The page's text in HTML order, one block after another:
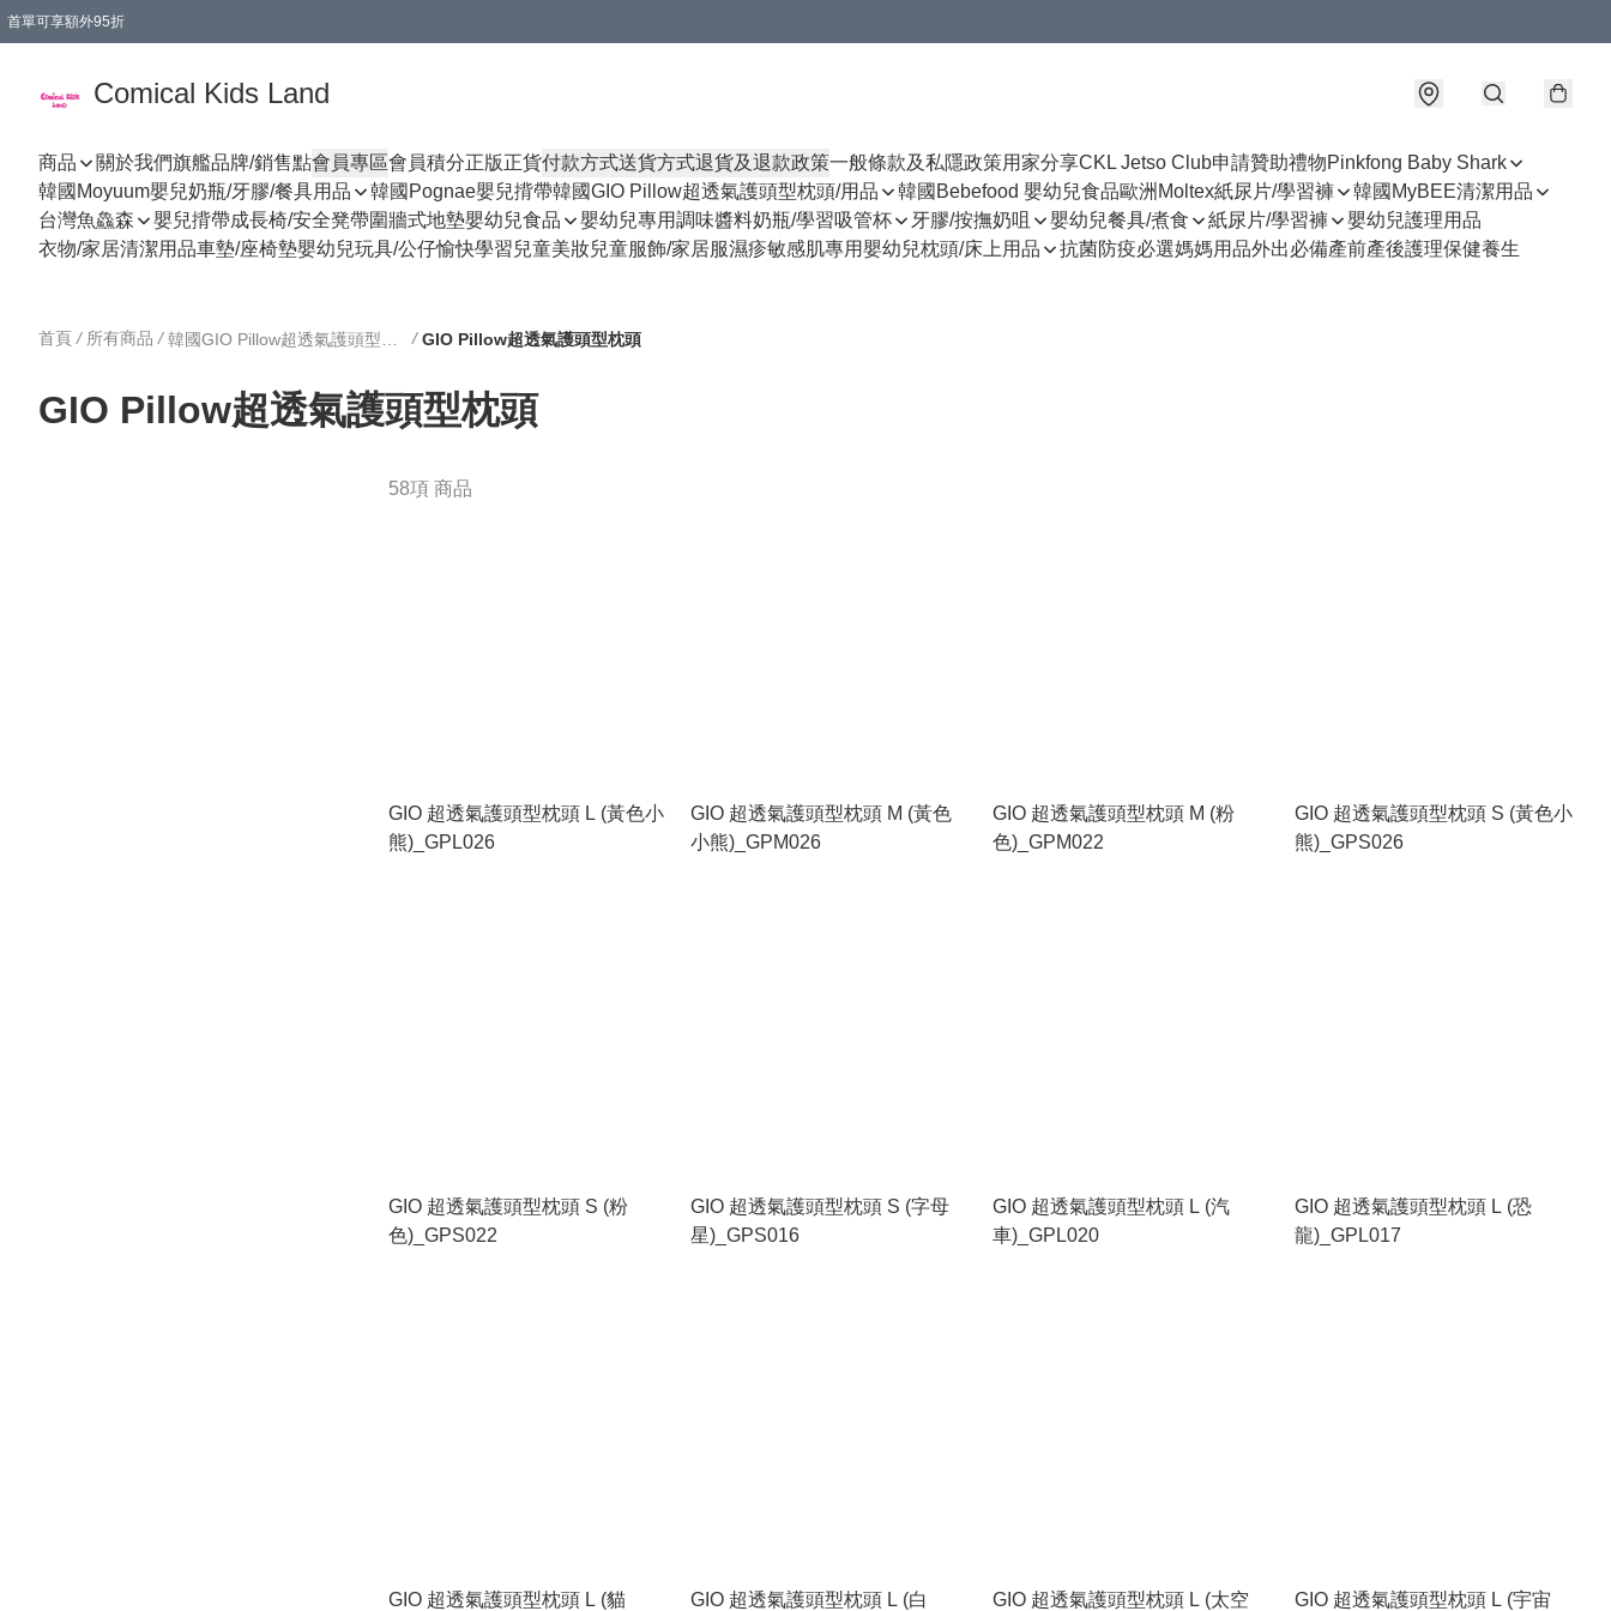
首單可享額外95折
Comical Kids Land
商品 關於我們旗艦品牌/銷售點會員專區會員積分正版正貨付款方式送貨方式退貨及退款政策一般條款及私隱政策用家分享CKL Jetso Club申請贊助禮物Pinkfong Baby Shark
韓國Moyuum嬰兒奶瓶/牙膠/餐具用品
韓國Pognae嬰兒揹帶韓國GIO Pillow超透氣護頭型枕頭/用品 韓國Bebefood 嬰幼兒食品歐洲Moltex紙尿片/學習褲
韓國MyBEE清潔用品
台灣魚鱻森
嬰兒揹帶成長椅/安全凳帶圍牆式地墊嬰幼兒食品 嬰幼兒專用調味醬料奶瓶/學習吸管杯 牙膠/按撫奶咀 嬰幼兒餐具/煮食 紙尿片/學習褲
嬰幼兒護理用品
衣物/家居清潔用品車墊/座椅墊嬰幼兒玩具/公仔愉快學習兒童美妝兒童服飾/家居服濕疹敏感肌專用嬰幼兒枕頭/床上用品 抗菌防疫必選媽媽用品外出必備產前產後護理保健養生
首頁 / 所有商品 / / GIO Pillow超透氣護頭型枕頭
GIO Pillow超透氣護頭型枕頭
58項 商品
GIO 超透氣護頭型枕頭 L (黃色小
熊)_GPL026
GIO 超透氣護頭型枕頭 M (黃色
小熊)_GPM026
GIO 超透氣護頭型枕頭 M (粉
色)_GPM022
GIO 超透氣護頭型枕頭 S (黃色小
熊)_GPS026
GIO 超透氣護頭型枕頭 S (粉
色)_GPS022
GIO 超透氣護頭型枕頭 S (字母
星)_GPS016
GIO 超透氣護頭型枕頭 L (汽
車)_GPL020
GIO 超透氣護頭型枕頭 L (恐
龍)_GPL017
GIO 超透氣護頭型枕頭 L (貓 GIO 超透氣護頭型枕頭 L (白 GIO 超透氣護頭型枕頭 L (太空 GIO 超透氣護頭型枕頭 L (宇宙